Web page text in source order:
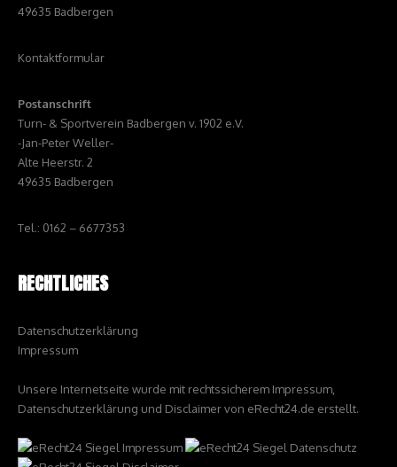
49635 Badbergen
Kontaktformular
Postanschrift
Turn- & Sportverein Badbergen v. 1902 e.V.
-Jan-Peter Weller-
Alte Heerstr. 2
49635 Badbergen
Tel.: 0162 – 6677353
RECHTLICHES
Datenschutzerklärung
Impressum
Unsere Internetseite wurde mit rechtssicherem Impressum,
Datenschutzerklärung und Disclaimer von eRecht24.de erstellt.